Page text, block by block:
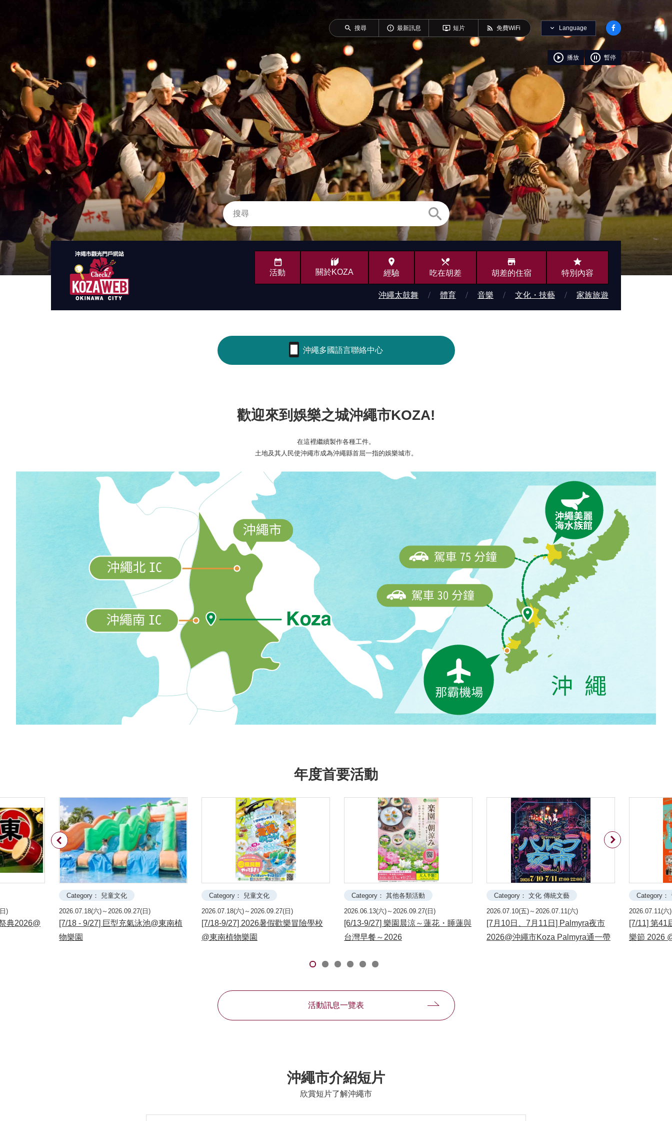
search 搜尋 error_outline 最新訊息 ondemand_video 短片 rss_feed 免費WiFi Language
play_circle_outline 播放 pause_circle_outline 暫停
活動 關於KOZA
place
經驗
local_dining
吃在胡差
store
胡差的住宿
star
特別內容
沖繩太鼓舞 體育 音樂 文化・技藝 家族旅遊
沖繩多國語言聯絡中心 別ウィンドウで開きます
歡迎來到娛樂之城沖繩市KOZA!
在這裡繼續製作各種工件。
土地及其人民使沖繩市成為沖繩縣首屈一指的娛樂城市。
年度首要活動
Previous
)
典2026@
Category： 兒童文化
2026.07.18(六)～2026.09.27(日)
[7/18 - 9/27] 巨型充氣泳池@東南植
物樂園
Category： 兒童文化
2026.07.18(六)～2026.09.27(日)
[7/18-9/27] 2026暑假歡樂冒險學校
@東南植物樂園
Category： 其他各類活動
2026.06.13(六)～2026.09.27(日)
[6/13-9/27] 樂園晨涼～蓮花・睡蓮與
台灣早餐～2026
Category： 文化 傳統文藝
2026.07.10(五)～2026.07.11(六)
[7月10日、7月11日] Palmyra夜市
2026@沖繩市Koza Palmyra通一帶
Category：
2026.07.11(六
[7/11] 第41
樂節 2026
活動訊息一覽表
沖繩市介紹短片
欣賞短片了解沖繩市